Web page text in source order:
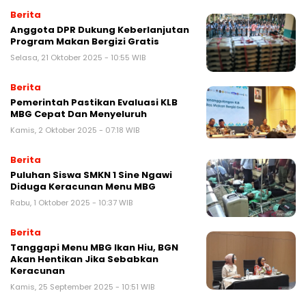
Berita
Anggota DPR Dukung Keberlanjutan
Program Makan Bergizi Gratis
Selasa, 21 Oktober 2025 - 10:55 WIB
Berita
Pemerintah Pastikan Evaluasi KLB
MBG Cepat Dan Menyeluruh
Kamis, 2 Oktober 2025 - 07:18 WIB
Berita
Puluhan Siswa SMKN 1 Sine Ngawi
Diduga Keracunan Menu MBG
Rabu, 1 Oktober 2025 - 10:37 WIB
Berita
Tanggapi Menu MBG Ikan Hiu, BGN
Akan Hentikan Jika Sebabkan
Keracunan
Kamis, 25 September 2025 - 10:51 WIB